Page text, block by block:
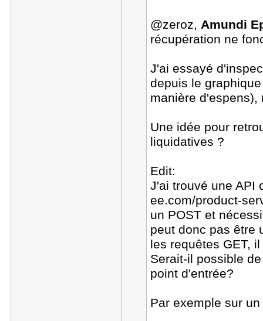
@zeroz,Amundi
récupération ne
J'ai essayé
depuis le
manière
Une idée pour
liquidatives ?
Edit:
J'ai trouvé une API
ee.com/product-
un POST et
peut donc pas être
les requêtes GET,
Serait-il possible
point d'entrée?
Par exemple sur